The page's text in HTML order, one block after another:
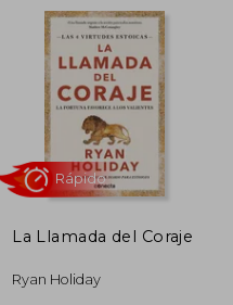
Rápido
La Llamada del Coraje
Ryan Holiday